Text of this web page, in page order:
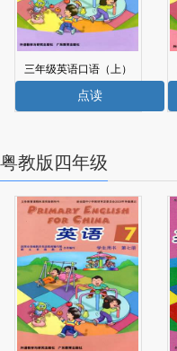
三年级英语口语（上）
电子课本
点读
粤教版四年级